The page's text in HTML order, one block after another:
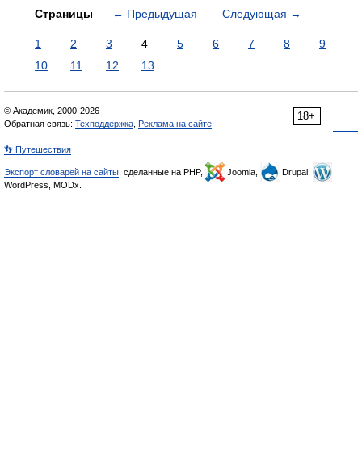
Страницы ← Предыдущая Следующая →
1 2 3 4 5 6 7 8
9
10
11 12 13
18+
© Академик, 2000-2026
Обратная связь: Техподдержка Реклама на сайте
👣 Путешествия
Экспорт словарей на сайты , сделанные на PHP, Joomla,
Drupal,
WordPress, MODx.